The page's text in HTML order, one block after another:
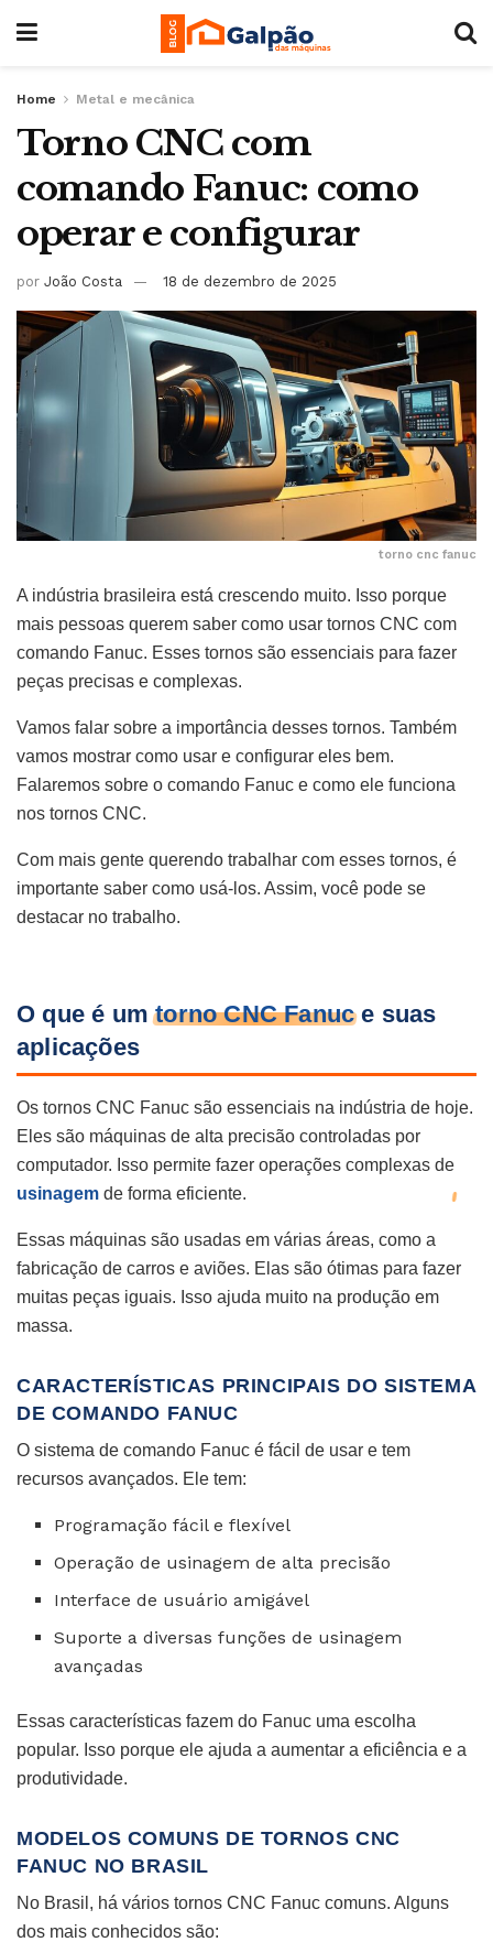
Home Metal e mecânica
Torno CNC com
comando Fanuc: como
operar e configurar
por João Costa 18 de dezembro de 2025
torno cnc fanuc
A indústria brasileira está crescendo muito. Isso porque
mais pessoas querem saber como usar tornos CNC com
comando Fanuc. Esses tornos são essenciais para fazer
peças precisas e complexas.
Vamos falar sobre a importância desses tornos. Também
vamos mostrar como usar e configurar eles bem.
Falaremos sobre o comando Fanuc e como ele funciona
nos tornos CNC.
Com mais gente querendo trabalhar com esses tornos, é
importante saber como usá-los. Assim, você pode se
destacar no trabalho.
O que é umtorno CNC Fanuce suas
aplicações
Os tornos CNC Fanuc são essenciais na indústria de hoje.
Eles são máquinas de alta precisão controladas por
computador. Isso permite fazer operações complexas de
usinagem de forma eficiente.
Essas máquinas são usadas em várias áreas, como a
fabricação de carros e aviões. Elas são ótimas para fazer
muitas peças iguais. Isso ajuda muito na produção em
massa.
CARACTERÍSTICAS PRINCIPAIS DO SISTEMA
DE COMANDO FANUC
O sistema de comando Fanuc é fácil de usar e tem
recursos avançados. Ele tem:
Programação fácil e flexível
Operação de usinagem de alta precisão
Interface de usuário amigável
Suporte a diversas funções de usinagem
avançadas
Essas características fazem do Fanuc uma escolha
popular. Isso porque ele ajuda a aumentar a eficiência e a
produtividade.
MODELOS COMUNS DE TORNOS CNC
FANUC NO BRASIL
No Brasil, há vários tornos CNC Fanuc comuns. Alguns
dos mais conhecidos são: